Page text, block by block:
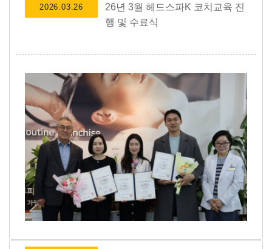
2026.03.26
26년 3월 헤드스파K 코치교육 진
행 및 수료식